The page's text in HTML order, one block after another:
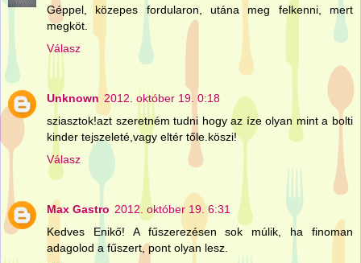
Géppel, közepes fordularon, utána meg felkenni, mert
megköt.
Válasz
Unknown 2012. október 19. 0:18
sziasztok!azt szeretném tudni hogy az íze olyan mint a bolti
kinder tejszeleté,vagy eltér tőle.köszi!
Válasz
Max Gastro 2012. október 19. 6:31
Kedves Enikő! A fűszerezésen sok múlik, ha finoman
adagolod a fűszert, pont olyan lesz.